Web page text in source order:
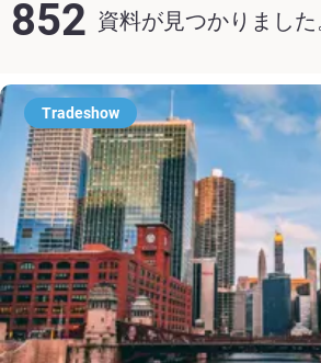
852 資料が見つかりました
Tradeshow